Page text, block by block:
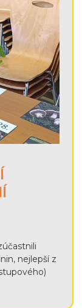
nejlepší z